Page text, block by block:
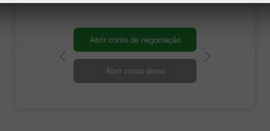
Abrir conta de negociação
Abrir conta demo